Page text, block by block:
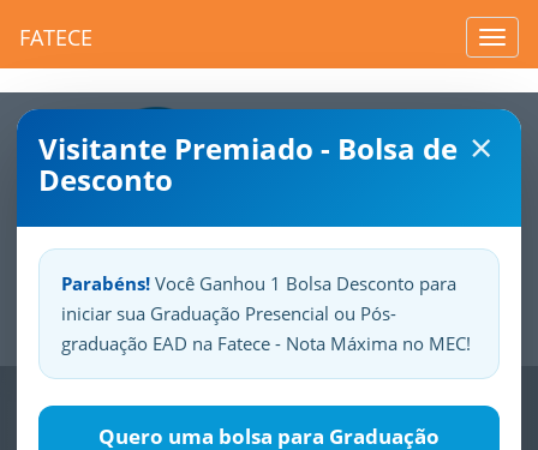
FATECE
×
Visitante Premiado - Bolsa de
Desconto
Parabéns! Você Ganhou 1 Bolsa Desconto para
iniciar sua Graduação Presencial ou Pós-
graduação EAD na Fatece - Nota Máxima no MEC!
Quero uma bolsa para Graduação
SuaFatece.Seuorgulho.
Previous